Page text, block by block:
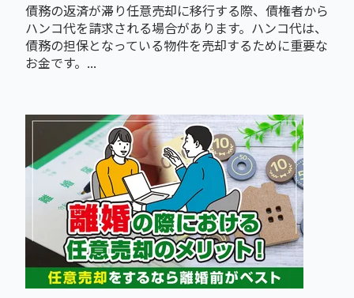
債務の返済が滞り任意売却に移行する際、債権者から
ハンコ代を請求される場合があります。ハンコ代は、
債務の担保となっている物件を売却するために重要な
お金です。...